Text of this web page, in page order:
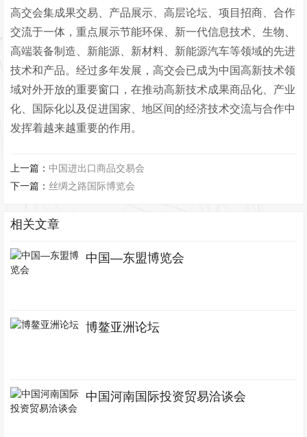
高交会集成果交易、产品展示、高层论坛、项目招商、合作
交流于一体，重点展示节能环保、新一代信息技术、生物、
高端装备制造、新能源、新材料、新能源汽车等领域的先进
技术和产品。经过多年发展，高交会已成为中国高新技术领
域对外开放的重要窗口，在推动高新技术成果商品化、产业
化、国际化以及促进国家、地区间的经济技术交流与合作中
发挥着越来越重要的作用。
上一篇：中国进出口商品交易会
下一篇： 丝绸之路国际博览会
相关文章
中国—东盟博览会
博鳌亚洲论坛
中国河南国际投资贸易洽谈会